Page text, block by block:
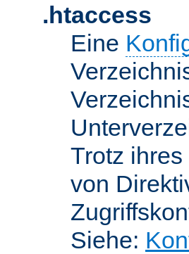
.htaccess
Eine
Trotz
von
Siehe: